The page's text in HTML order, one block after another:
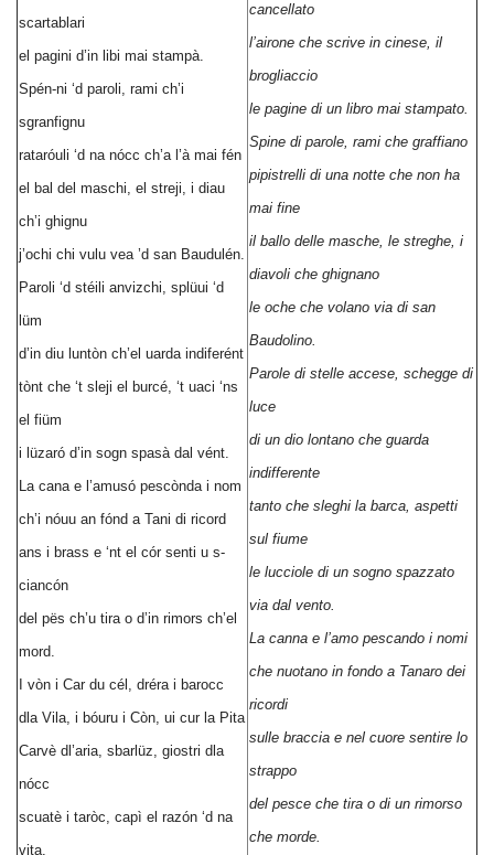
scartablari
el pagini d’in libi mai stampà.
Spén-ni ‘d paroli, rami ch’i
sgranfignu
rataróuli ‘d na nócc ch’a l’à mai fén
el bal del maschi, el streji, i diau
ch’i ghignu
j’ochi chi vulu vea ’d san Baudulén.
Paroli ‘d stéili anvizchi, splüui ‘d
lüm
d’in diu luntòn ch’el uarda indiferént
tònt che ‘t sleji el burcé, ‘t uaci ‘ns
el fiüm
i lüzaró d’in sogn spasà dal vént.
La cana e l’amusó pescònda i nom
ch’i nóuu an fónd a Tani di ricord
ans i brass e ‘nt el cór senti u s-
ciancón
del pës ch’u tira o d’in rimors ch’el
mord.
I vòn i Car du cél, dréra i barocc
dla Vila, i bóuru i Còn, ui cur la Pita
Carvè dl’aria, sbarlüz, giostri dla
nócc
scuatè i taròc, capì el razón ‘d na
vita.
cancellato
l’airone che scrive in cinese, il
brogliaccio
le pagine di un libro mai stampato.
Spine di parole, rami che graffiano
pipistrelli di una notte che non ha
mai fine
il ballo delle masche, le streghe, i
diavoli che ghignano
le oche che volano via di san
Baudolino.
Parole di stelle accese, schegge di
luce
di un dio lontano che guarda
indifferente
tanto che sleghi la barca, aspetti
sul fiume
le lucciole di un sogno spazzato
via dal vento.
La canna e l’amo pescando i nomi
che nuotano in fondo a Tanaro dei
ricordi
sulle braccia e nel cuore sentire lo
strappo
del pesce che tira o di un rimorso
che morde.